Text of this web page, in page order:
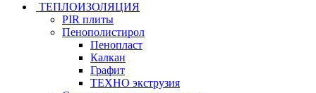
ТЕПЛОИЗОЛЯЦИЯ
PIR плиты
Пенополистирол
Пенопласт
Калкан
Графит
ТЕХНО экструзия